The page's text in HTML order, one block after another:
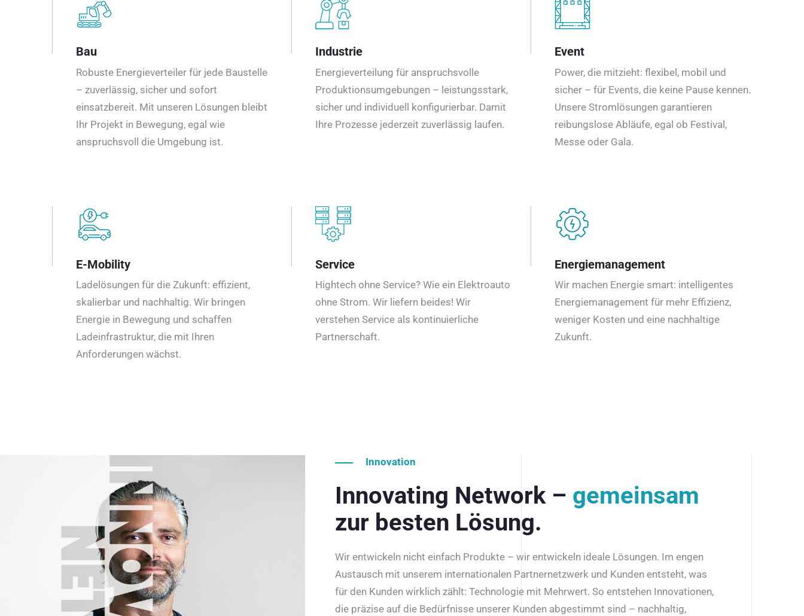
Bau
Robuste Energieverteiler für jede Baustelle
– zuverlässig, sicher und sofort
einsatzbereit. Mit unseren Lösungen bleibt
Ihr Projekt in Bewegung, egal wie
anspruchsvoll die Umgebung ist.
Industrie
Energieverteilung für anspruchsvolle
Produktionsumgebungen – leistungsstark,
sicher und individuell konfigurierbar. Damit
Ihre Prozesse jederzeit zuverlässig laufen.
Event
Power, die mitzieht: flexibel, mobil und
sicher – für Events, die keine Pause kennen.
Unsere Stromlösungen garantieren
reibungslose Abläufe, egal ob Festival,
Messe oder Gala.
E-Mobility
Ladelösungen für die Zukunft: effizient,
skalierbar und nachhaltig. Wir bringen
Energie in Bewegung und schaffen
Ladeinfrastruktur, die mit Ihren
Anforderungen wächst.
Service
Hightech ohne Service? Wie ein Elektroauto
ohne Strom. Wir liefern beides! Wir
verstehen Service als kontinuierliche
Partnerschaft.
Energiemanagement
Wir machen Energie smart: intelligentes
Energiemanagement für mehr Effizienz,
weniger Kosten und eine nachhaltige
Zukunft.
Innovation
Innovating Network – gemeinsam
zur besten Lösung.
Wir entwickeln nicht einfach Produkte – wir entwickeln ideale Lösungen. Im engen
Austausch mit unserem internationalen Partnernetzwerk und Kunden entsteht, was
für den Kunden wirklich zählt: Technologie mit Mehrwert. So entstehen Innovationen,
die präzise auf die Bedürfnisse unserer Kunden abgestimmt sind – nachhaltig,